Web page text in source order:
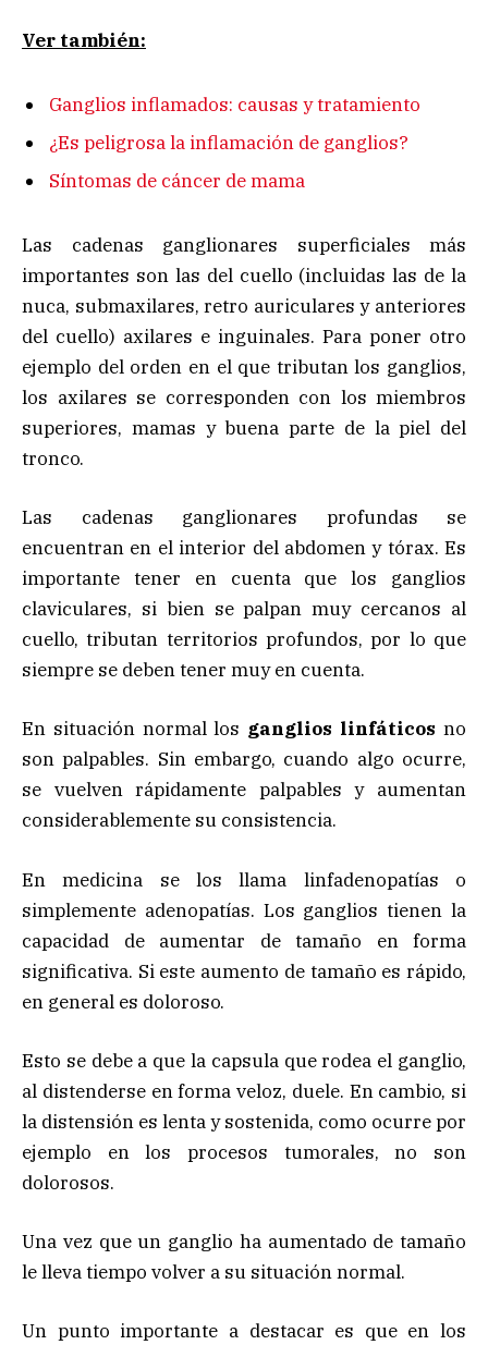
Ver también:
Ganglios inflamados: causas y tratamiento
¿Es peligrosa la inflamación de ganglios?
Síntomas de cáncer de mama
Las cadenas ganglionares superficiales más
importantes son las del cuello (incluidas las de la
nuca, submaxilares, retro auriculares y anteriores
del cuello) axilares e inguinales. Para poner otro
ejemplo del orden en el que tributan los ganglios,
los axilares se corresponden con los miembros
superiores, mamas y buena parte de la piel del
tronco.
Las cadenas ganglionares profundas se
encuentran en el interior del abdomen y tórax. Es
importante tener en cuenta que los ganglios
claviculares, si bien se palpan muy cercanos al
cuello, tributan territorios profundos, por lo que
siempre se deben tener muy en cuenta.
En situación normal los ganglios linfáticos no
son palpables. Sin embargo, cuando algo ocurre,
se vuelven rápidamente palpables y aumentan
considerablemente su consistencia.
En medicina se los llama linfadenopatías o
simplemente adenopatías. Los ganglios tienen la
capacidad de aumentar de tamaño en forma
significativa. Si este aumento de tamaño es rápido,
en general es doloroso.
Esto se debe a que la capsula que rodea el ganglio,
al distenderse en forma veloz, duele. En cambio, si
la distensión es lenta y sostenida, como ocurre por
ejemplo en los procesos tumorales, no son
dolorosos.
Una vez que un ganglio ha aumentado de tamaño
le lleva tiempo volver a su situación normal.
Un punto importante a destacar es que en los